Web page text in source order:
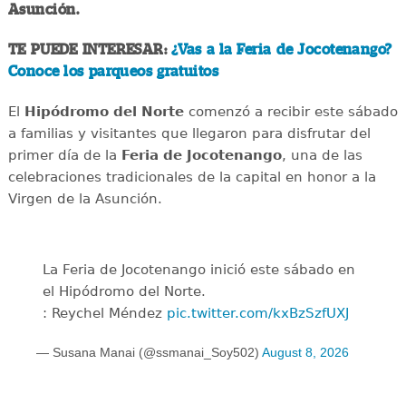
Asunción.
TE PUEDE INTERESAR:¿Vas a la Feria de Jocotenango?
Conoce los parqueos gratuitos
El Hipódromo del Nortecomenzó a recibir este sábado
a familias y visitantes que llegaron para disfrutar del
primer día de la Feria de Jocotenango, una de las
celebraciones tradicionales de la capital en honor a la
Virgen de la Asunción.
La Feria de Jocotenango inició este sábado en
el Hipódromo del Norte.
: Reychel Méndez pic.twitter.com/kxBzSzfUXJ
— Susana Manai (@ssmanai_Soy502) August 8, 2026